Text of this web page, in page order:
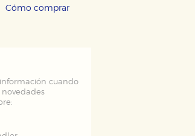
Cómo comprar
cuando